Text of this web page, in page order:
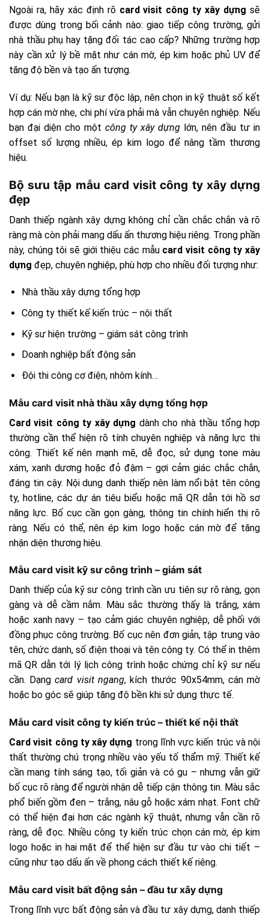
Ngoài ra, hãy xác định rõ card visit công ty xây dựng sẽ
được dùng trong bối cảnh nào: giao tiếp công trường, gửi
nhà thầu phụ hay tặng đối tác cao cấp? Những trường hợp
này cần xử lý bề mặt như cán mờ, ép kim hoặc phủ UV để
tăng độ bền và tạo ấn tượng.
Ví dụ: Nếu bạn là kỹ sư độc lập, nên chọn in kỹ thuật số kết
hợp cán mờ nhẹ, chi phí vừa phải mà vẫn chuyên nghiệp. Nếu
bạn đại diện cho một công ty xây dựng lớn, nên đầu tư in
offset số lượng nhiều, ép kim logo để nâng tầm thương
hiệu.
Bộ sưu tập mẫu card visit công ty xây dựng
đẹp
Danh thiếp ngành xây dựng không chỉ cần chắc chắn và rõ
ràng mà còn phải mang dấu ấn thương hiệu riêng. Trong phần
này, chúng tôi sẽ giới thiệu các mẫu card visit công ty xây
dựng đẹp, chuyên nghiệp, phù hợp cho nhiều đối tượng như:
Nhà thầu xây dựng tổng hợp
Công ty thiết kế kiến trúc – nội thất
Kỹ sư hiện trường – giám sát công trình
Doanh nghiệp bất động sản
Đội thi công cơ điện, nhôm kính…
Mẫu card visit nhà thầu xây dựng tổng hợp
Card visit công ty xây dựng dành cho nhà thầu tổng hợp
thường cần thể hiện rõ tính chuyên nghiệp và năng lực thi
công. Thiết kế nên mạnh mẽ, dễ đọc, sử dụng tone màu
xám, xanh dương hoặc đỏ đậm – gợi cảm giác chắc chắn,
đáng tin cậy. Nội dung danh thiếp nên làm nổi bật tên công
ty, hotline, các dự án tiêu biểu hoặc mã QR dẫn tới hồ sơ
năng lực. Bố cục cần gọn gàng, thông tin chính hiển thị rõ
ràng. Nếu có thể, nên ép kim logo hoặc cán mờ để tăng
nhận diện thương hiệu.
Mẫu card visit kỹ sư công trình – giám sát
Danh thiếp của kỹ sư công trình cần ưu tiên sự rõ ràng, gọn
gàng và dễ cầm nắm. Màu sắc thường thấy là trắng, xám
hoặc xanh navy – tạo cảm giác chuyên nghiệp, dễ phối với
đồng phục công trường. Bố cục nên đơn giản, tập trung vào
tên, chức danh, số điện thoại và tên công ty. Có thể in thêm
mã QR dẫn tới lý lịch công trình hoặc chứng chỉ kỹ sư nếu
cần. Dạngcard visit ngang, kích thước 90x54mm, cán mờ
hoặc bo góc sẽ giúp tăng độ bền khi sử dụng thực tế.
Mẫu card visit công ty kiến trúc – thiết kế nội thất
Card visit công ty xây dựng trong lĩnh vực kiến trúc và nội
thất thường chú trọng nhiều vào yếu tố thẩm mỹ. Thiết kế
cần mang tính sáng tạo, tối giản và có gu – nhưng vẫn giữ
bố cục rõ ràng để người nhận dễ tiếp cận thông tin. Màu sắc
phổ biến gồm đen – trắng, nâu gỗ hoặc xám nhạt. Font chữ
có thể hiện đại hơn các ngành kỹ thuật, nhưng vẫn cần rõ
ràng, dễ đọc. Nhiều công ty kiến trúc chọn cán mờ, ép kim
logo hoặc in hai mặt để thể hiện sự đầu tư vào chi tiết –
cũng như tạo dấu ấn về phong cách thiết kế riêng.
Mẫu card visit bất động sản – đầu tư xây dựng
Trong lĩnh vực bất động sản và đầu tư xây dựng, danh thiếp